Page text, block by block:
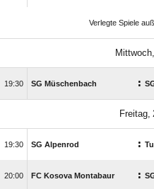
Verlegte Spiele
 SG Müschenbach :
 SG Alpenrod :
 FC Kosova Montabaur :